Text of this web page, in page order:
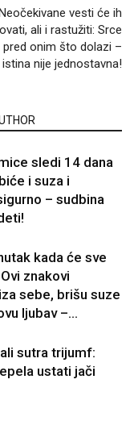
vesti će ih
ali i rastužiti: Srce
pred onim što dolazi –
istina nije jednostavna!
sledi 14 dana
i suza i
– sudbina
kada će sve
znakovi
sebe, brišu suze
ljubav –...
sutra trijumf:
ustati jači